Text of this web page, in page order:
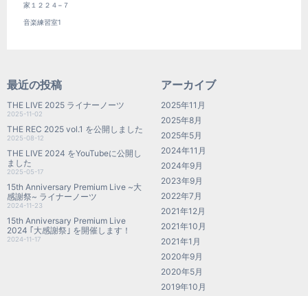
家１２２４−７
音楽練習室1
最近の投稿
THE LIVE 2025 ライナーノーツ
2025-11-02
THE REC 2025 vol.1 を公開しました
2025-08-12
THE LIVE 2024 をYouTubeに公開し
ました
2025-05-17
15th Anniversary Premium Live ~大
感謝祭~ ライナーノーツ
2024-11-23
15th Anniversary Premium Live
2024 ｢大感謝祭｣ を開催します！
2024-11-17
アーカイブ
2025年11月
2025年8月
2025年5月
2024年11月
2024年9月
2023年9月
2022年7月
2021年12月
2021年10月
2021年1月
2020年9月
2020年5月
2019年10月